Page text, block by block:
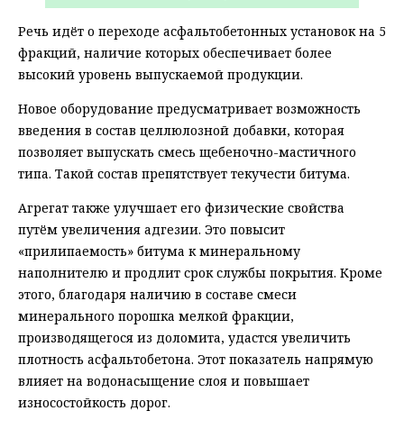
Речь идёт о переходе асфальтобетонных установок на 5
фракций, наличие которых обеспечивает более
высокий уровень выпускаемой продукции.
Новое оборудование предусматривает возможность
введения в состав целлюлозной добавки, которая
позволяет выпускать смесь щебеночно-мастичного
типа. Такой состав препятствует текучести битума.
Агрегат также улучшает его физические свойства
путём увеличения адгезии. Это повысит
«прилипаемость» битума к минеральному
наполнителю и продлит срок службы покрытия. Кроме
этого, благодаря наличию в составе смеси
минерального порошка мелкой фракции,
производящегося из доломита, удастся увеличить
плотность асфальтобетона. Этот показатель напрямую
влияет на водонасыщение слоя и повышает
износостойкость дорог.